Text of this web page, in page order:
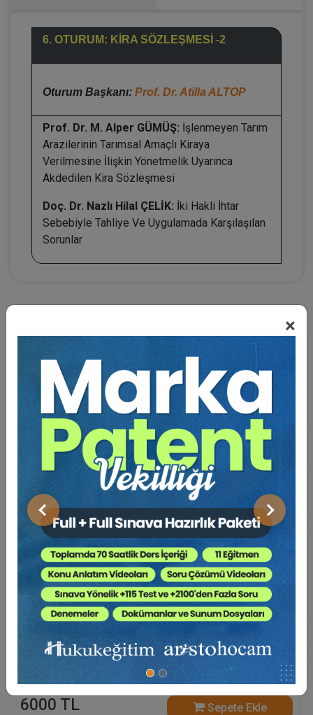
×
Önceki Sonraki
6. OTURUM: KİRA SÖZLEŞMESİ -2
Oturum Başkanı: Prof. Dr. Atilla ALTOP
Prof. Dr. M. Alper GÜMÜŞ: İşlenmeyen Tarım
Arazilerinin Tarımsal Amaçlı Kiraya
Verilmesine İlişkin Yönetmelik Uyarınca
Akdedilen Kira Sözleşmesi
Doç. Dr. Nazlı Hilal ÇELİK: İki Hakli İhtar
Sebebiyle Tahliye Ve Uygulamada Karşılaşılan
Sorunlar
Video Eğitim Abonesi Ol: Sadece 5490 TL / Yıllık
Hukuk Eğitim
Borçlar Mevzuatından Kaynaklı Nitelikli
Hesaplamalar Eğitimi (3 Eğitmen - 4 Video)
6000 TL Sepete Ekle